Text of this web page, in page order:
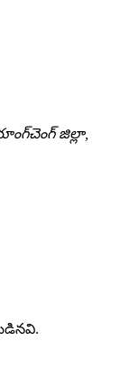
జిల్లా,